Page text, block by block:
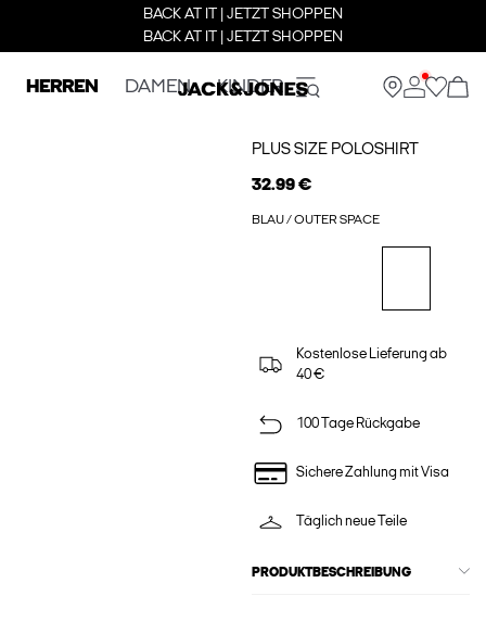
BACK AT IT | JETZT SHOPPEN
BACK AT IT | JETZT SHOPPEN
HERREN DAMEN KINDER
PLUS SIZE POLOSHIRT
32.99 €
BLAU / OUTER SPACE
Kostenlose Lieferung ab
40 €
100 Tage Rückgabe
Sichere Zahlung mit Visa
Täglich neue Teile
PRODUKTBESCHREIBUNG